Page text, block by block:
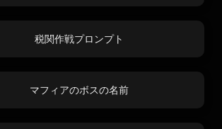
税関作戦プロンプト
マフィアのボスの名前